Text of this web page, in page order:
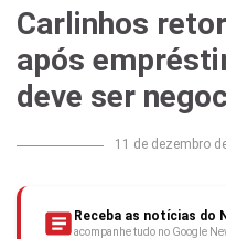
Carlinhos
após
deve ser
11 de dezembro
Receba as notícias do
acompanhe tudo no Google